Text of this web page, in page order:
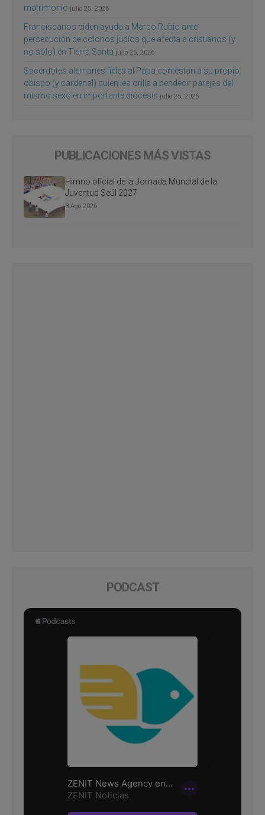
matrimonio julio 25, 2026
Franciscanos piden ayuda a Marco Rubio ante
persecución de colonos judíos que afecta a cristianos (y
no sólo) en Tierra Santa julio 25, 2026
Sacerdotes alemanes fieles al Papa contestan a su propio
obispo (y cardenal) quien les orilla a bendecir parejas del
mismo sexo en importante diócesis julio 25, 2026
PUBLICACIONES MÁS VISTAS
Himno oficial de la Jornada Mundial de la
Juventud Seúl 2027
3 Ago 2026
PODCAST